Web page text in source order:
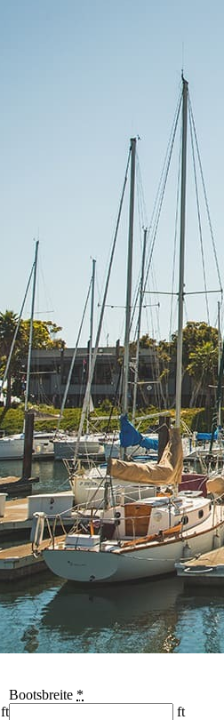
ft
Bootsbreite *
ft